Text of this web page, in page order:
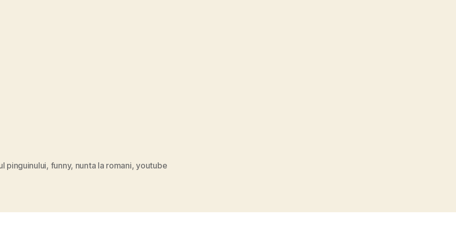
pinguinului, funny, nunta la romani,youtube